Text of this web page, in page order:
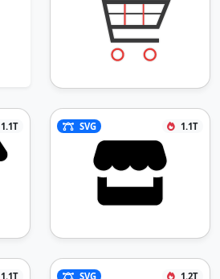
1.1T SVG 1.1T
1.1T SVG 1.2T